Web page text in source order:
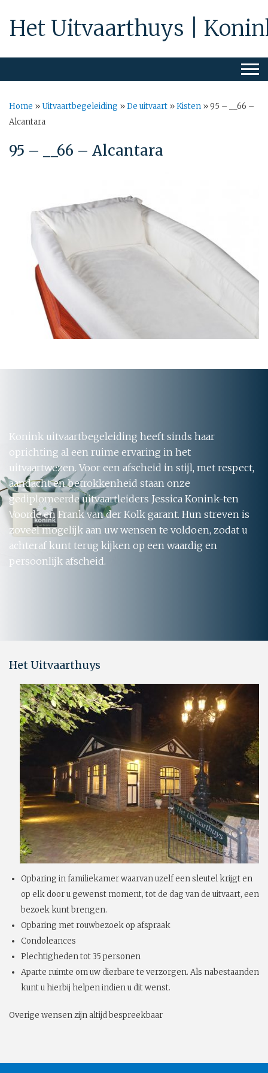
Het Uitvaarthuys |
Home »Uitvaartbegeleiding »De uitvaart »Kisten »95 – __66 –
Alcantara
95 – __66 – Alcantara
Konink uitvaartbegeleiding heeft sinds haar
oprichting al een ruime ervaring in het
uitvaartwezen. Voor een afscheid in stijl, met respect,
aandacht en betrokkenheid staan onze
gediplomeerde uitvaartleiders Jessica Konink-ten
Voorde en Frank van der Kolk garant. Hun streven is
zoveel mogelijk aan uw wensen te voldoen, zodat u
achteraf kunt terug kijken op een waardig en
persoonlijk afscheid.
Het Uitvaarthuys
Opbaring in familiekamer waarvan uzelf een sleutel krijgt en
op elk door u gewenst moment, tot de dag van de uitvaart, een
bezoek kunt brengen.
Opbaring met rouwbezoek op afspraak
Condoleances
Plechtigheden tot 35 personen
Aparte ruimte om uw dierbare te verzorgen. Als nabestaanden
kunt u hierbij helpen indien u dit wenst.
Overige wensen zijn altijd bespreekbaar